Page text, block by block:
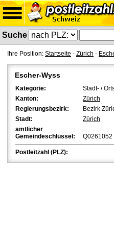
Suche
Ihre Position: Startseite - Zürich -
Escher-Wyss
Kategorie:
Stadt- /
Kanton:
Zürich
Regierungsbezirk:
Bezirk
Stadt:
Zürich
amtlicher
Gemeindeschlüssel:
Q0261052
Postleitzahl (PLZ):